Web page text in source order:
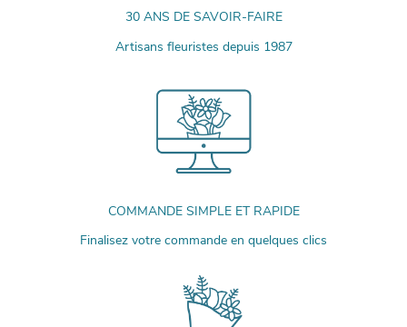
30 ANS DE SAVOIR-FAIRE
Artisans fleuristes depuis 1987
COMMANDE SIMPLE ET RAPIDE
Finalisez votre commande en quelques clics